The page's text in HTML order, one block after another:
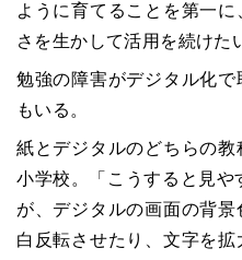
ように育てることを第一
さを生かして活用を続けた
勉強の障害がデジタル化
もいる。
紙とデジタルのどちらの
小学校。「こうすると見
が、デジタルの画面の背
白反転させたり、文字を